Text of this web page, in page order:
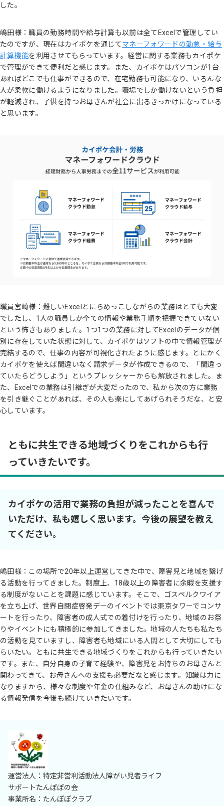
した。
嶋田様：職員の勤務時間や給与計算も以前は全てExcelで管理してい
たのですが、現在はカイポケを通じてマネーフォワードの勤怠・給与
計算機能を利用させてもらっています。経営に関する業務もカイポケ
で管理ができて便利だと感じます。また、カイポケはパソコンが1台
あればどこでも仕事ができるので、在宅勤務も可能になり、いろんな
人が柔軟に働けるようになりました。職場でしか働けないという負担
が軽減され、子供を持つお母さんが社会に出るきっかけになっている
と思います。
職員宮崎様：難しいExcelとにらめっこしながらの業務はとても大変
でしたし、1人の職員しか全ての情報や業務手順を把握できていない
という怖さもありました。1つ1つの業務に対してExcelのデータが個
別に存在していた状態に対して、カイポケはソフトの中で情報管理が
完結するので、仕事の内容が可視化されたように感じます。とにかく
カイポケを使えば間違いなく請求データが作成できるので、「間違っ
ていたらどうしよう」というプレッシャーからも解放されました。ま
た、Excelでの業務は引継ぎが大変だったので、私から次の方に業務
を引き継ぐことがあれば、その人も楽にしてあげられそうだな、と安
心しています。
ともに共生できる地域づくりをこれからも行
っていきたいです。
カイポケの活用で業務の負担が減ったことを喜んで
いただけ、私も嬉しく思います。今後の展望を教え
てください。
嶋田様：この場所で20年以上運営してきた中で、障害児と地域を繋げ
る活動を行ってきました。制度上、18歳以上の障害者に余暇を支援す
る制度がないことを課題に感じています。そこで、ゴスペルクワイア
を立ち上げ、世界自閉症啓発デーのイベントでは東京タワーでコンサ
ートを行ったり、障害者の成人式での着付けを行ったり、地域のお祭
りやイベントにも積極的に参加してきました。地域の人たちも私たち
の活動を見ていますし、障害者も地域にいる人間として大切にしても
らいたい。ともに共生できる地域づくりをこれからも行っていきたい
です。また、自分自身の子育て経験や、障害児をお持ちのお母さんと
関わってきて、お母さんへの支援も必要だなと感じます。知識は力に
なりますから、様々な制度や年金の仕組みなど、お母さんの助けにな
る情報発信を今後も続けていきたいです。
運営法人：特定非営利活動法人障がい児者ライフ
サポートたんぽぽの会
事業所名：たんぽぽクラブ